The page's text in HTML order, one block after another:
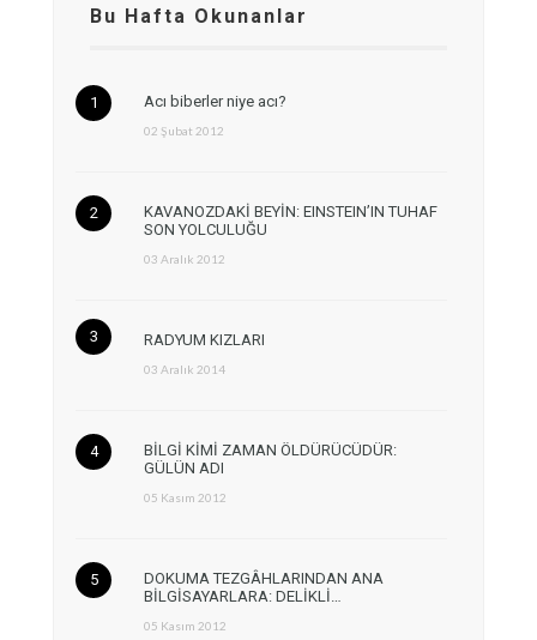
Bu Hafta Okunanlar
Acı biberler niye acı?
02 Şubat 2012
KAVANOZDAKİ BEYİN: EINSTEIN’IN TUHAF
SON YOLCULUĞU
03 Aralık 2012
RADYUM KIZLARI
03 Aralık 2014
BİLGİ KİMİ ZAMAN ÖLDÜRÜCÜDÜR:
GÜLÜN ADI
05 Kasım 2012
DOKUMA TEZGÂHLARINDAN ANA
BİLGİSAYARLARA: DELİKLİ…
05 Kasım 2012